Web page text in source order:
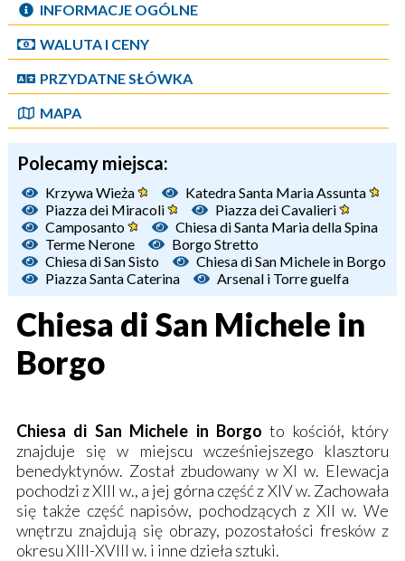
INFORMACJE OGÓLNE
WALUTA I CENY
PRZYDATNE SŁÓWKA
MAPA
Polecamy miejsca:
Krzywa Wieża
Katedra Santa Maria Assunta
Piazza dei Miracoli
Piazza dei Cavalieri
Camposanto
Chiesa di Santa Maria della Spina
Terme Nerone
Borgo Stretto
Chiesa di San Sisto
Chiesa di San Michele in Borgo
Piazza Santa Caterina
Arsenal i Torre guelfa
Chiesa di San Michele in
Borgo
Chiesa di San Michele in Borgo to kościół, który
znajduje się w miejscu wcześniejszego klasztoru
benedyktynów. Został zbudowany w XI w. Elewacja
pochodzi z XIII w., a jej górna część z XIV w. Zachowała
się także część napisów, pochodzących z XII w. We
wnętrzu znajdują się obrazy, pozostałości fresków z
okresu XIII-XVIII w. i inne dzieła sztuki.